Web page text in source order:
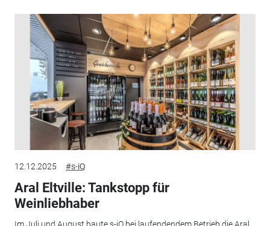
12.12.2025 #s-iQ
Aral Eltville: Tankstopp für
Weinliebhaber
Im Juli und August baute s-iQ bei laufendendem Betrieb die Aral